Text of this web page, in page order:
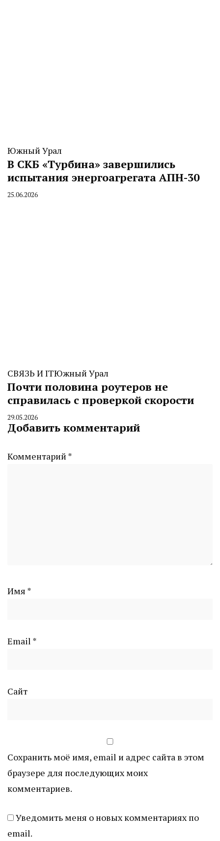
Южный Урал
В СКБ «Турбина» завершились
испытания энергоагрегата АПН-30
By
25.06.2026
СВЯЗЬ И ITЮжный Урал
Почти половина роутеров не
справилась с проверкой скорости
By
CHELINDUSTRY
29.05.2026
Добавить комментарий
Комментарий *
Имя *
Email *
Сайт
Сохранить моё имя, email и адрес сайта в этом
браузере для последующих моих
комментариев.
Уведомить меня о новых комментариях по
email.